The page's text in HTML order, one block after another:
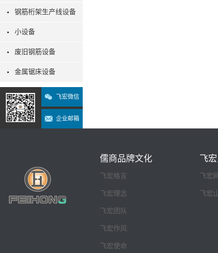
钢筋桁架生产线设备
小设备
废旧钢筋设备
金属锯床设备
飞宏微信
企业邮箱
儒商品牌文化
飞宏格言
飞宏理念
飞宏团队
飞宏作风
飞宏使命
飞
飞宏
飞宏